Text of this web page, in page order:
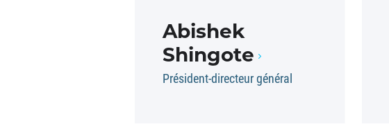
Abishek
Shingote
Président-directeur général